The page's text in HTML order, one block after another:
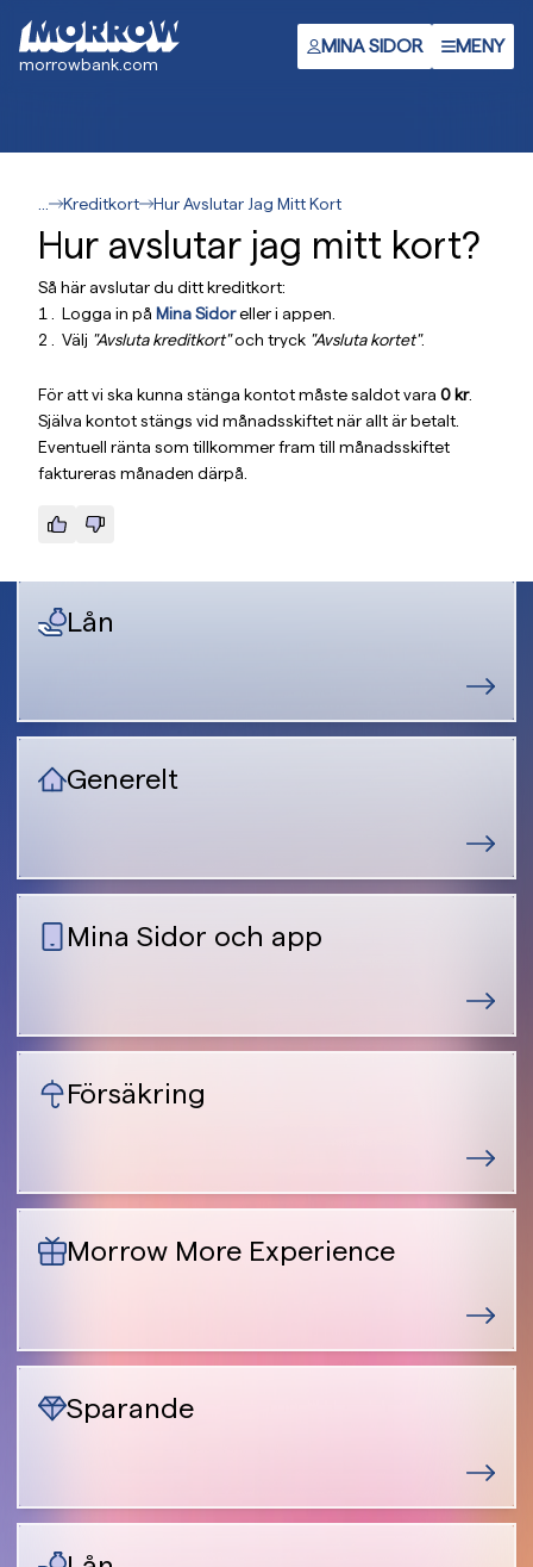
huvudinnehåll
morrowbank.com
MINA SIDOR MENY
Kreditkort Hur Avslutar Jag Mitt Kort
Hur avslutar jag mitt kort?
Så här avslutar du ditt kreditkort:
Logga in på Mina Sidoreller i appen.
Välj "Avsluta kreditkort"och tryck "Avsluta kortet".
För att vi ska kunna stänga kontot måste saldot vara 0 kr.
Själva kontot stängs vid månadsskiftet när allt är betalt.
Eventuell ränta som tillkommer fram till månadsskiftet
faktureras månaden därpå.
Lån
Generelt
Mina Sidor och app
Försäkring
Morrow More Experience
Sparande